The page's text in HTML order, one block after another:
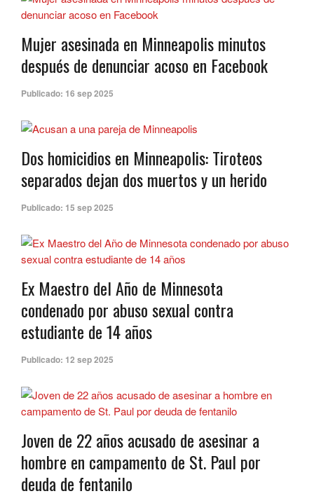
Mujer asesinada en Minneapolis minutos
después de denunciar acoso en Facebook
Publicado: 16 sep 2025
Dos homicidios en Minneapolis: Tiroteos
separados dejan dos muertos y un herido
Publicado: 15 sep 2025
Ex Maestro del Año de Minnesota
condenado por abuso sexual contra
estudiante de 14 años
Publicado: 12 sep 2025
Joven de 22 años acusado de asesinar a
hombre en campamento de St. Paul por
deuda de fentanilo